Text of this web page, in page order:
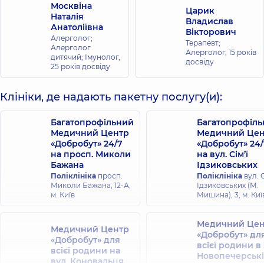
Москвіна
Наталія
Анатоліївна
Алерголог;
Алерголог
дитячий; Імунолог,
25 років досвіду
Царик
Владислав
Вікторович
Терапевт;
Алерголог, 15 років
досвіду
Клініки, де надають пакетну послугу(и):
Багатопрофільний
Медичний Центр
«Добробут» 24/7
на просп. Миколи
Бажана
Поліклініка просп.
Миколи Бажана, 12-А,
м. Київ
Медичний
«Добробут»
на вул. Сім’ї
Ідзиковських
Поліклініка вул.
Ідзиковських (М.
Мишина), 3, м.
Медичний Центр
«Добробут» для
всієї родини на
Медичний
«Добробут»
всієї родини
Новопечерські